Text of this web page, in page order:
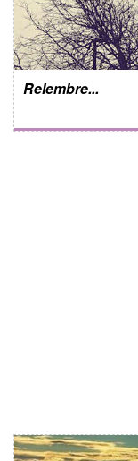
Relembre...